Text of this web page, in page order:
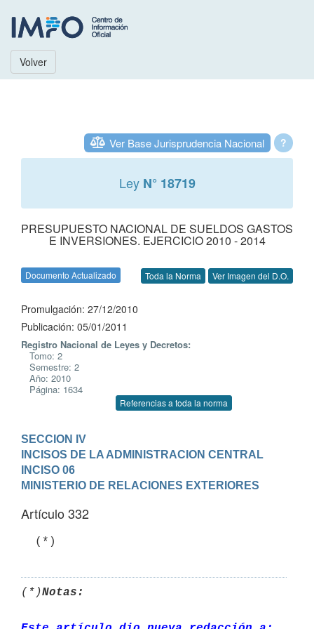
Volver
?
Ver Base Jurisprudencia Nacional
Ley N° 18719
PRESUPUESTO NACIONAL DE SUELDOS GASTOS
E INVERSIONES. EJERCICIO 2010 - 2014
Documento Actualizado Toda la Norma Ver Imagen del D.O.
Promulgación: 27/12/2010
Publicación: 05/01/2011
Registro Nacional de Leyes y Decretos:
Tomo: 2
Semestre: 2
Año: 2010
Página: 1634
Referencias a toda la norma
SECCION IV
INCISOS DE LA ADMINISTRACION CENTRAL
INCISO 06
MINISTERIO DE RELACIONES EXTERIORES
Artículo 332
(*)Notas: